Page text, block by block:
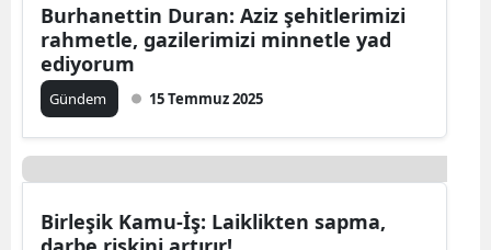
Burhanettin Duran: Aziz şehitlerimizi
rahmetle, gazilerimizi minnetle yad
ediyorum
Gündem 15 Temmuz 2025
Birleşik Kamu-İş: Laiklikten sapma,